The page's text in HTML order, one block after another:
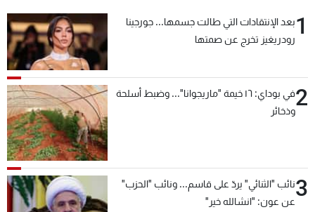
1بعد الإنتقادات التي طالت جسمها... جورجينا
رودريغيز تخرج عن صمتها
2
في بوداي: ١٦ خيمة "ماريجوانا"... وضبط أسلحة
وذخائر
3نائب "الثنائي" يردّ على قاسم... ونائب "الحزب"
عن عون: "انشالله خير"
سياسة الخصوصية